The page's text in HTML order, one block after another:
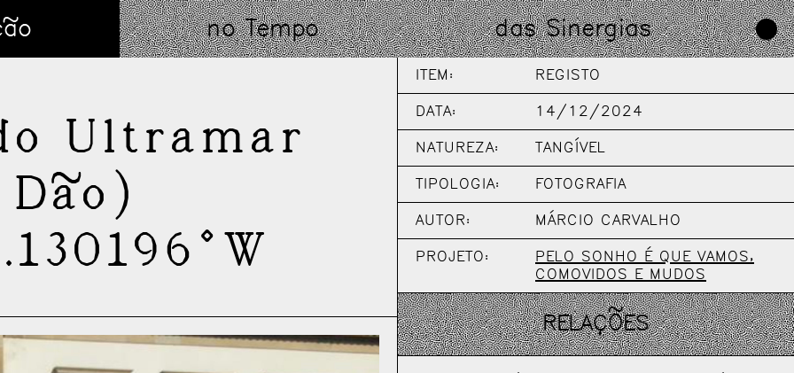
no Tempo das Sinergias
Ultramar
ITEM: REGISTO
DATA: 14/12/2024
NATUREZA: TANGÍVEL
TIPOLOGIA: FOTOGRAFIA
AUTOR: MÁRCIO CARVALHO
PROJETO:
PELO SONHO É QUE VAMOS,
COMOVIDOS E MUDOS
RELAÇÕES